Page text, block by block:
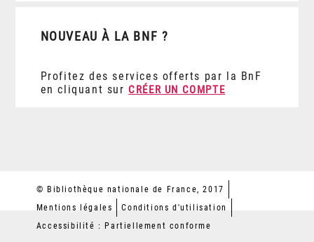
NOUVEAU À LA BNF ?
Profitez des services offerts par la BnF
en cliquant sur CRÉER UN COMPTE
© Bibliothèque nationale de France, 2017
Mentions légales
Conditions d'utilisation
Accessibilité : Partiellement conforme